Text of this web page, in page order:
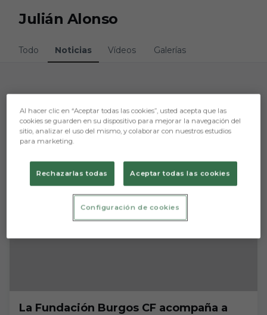
Julián Alonso
Todo Noticias Vídeos Galerías
La Fundación Burgos CF acompaña a
Al hacer clic en “Aceptar todas las cookies”, usted acepta que las
cookies se guarden en su dispositivo para mejorar la navegación del
sitio, analizar el uso del mismo, y colaborar con nuestros estudios
para marketing.
Rechazarlas todas Aceptar todas las cookies
Configuración de cookies